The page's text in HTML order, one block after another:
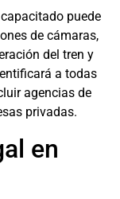
capacitado puede
de cámaras,
del tren y
a todas
agencias de
privadas.
en